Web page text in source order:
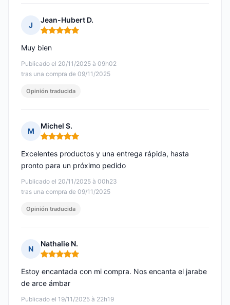
J
Jean-Hubert D.
Nota: 5 de 5
Publicado el 20/11/2025 à 09h02
tras una compra de 09/11/2025
Muy bien
Opinión traducida
M
Michel S.
Nota: 5 de 5
Publicado el 20/11/2025 à 00h23
tras una compra de 09/11/2025
Excelentes productos y una entrega rápida, hasta
pronto para un próximo pedido
Opinión traducida
N
Nathalie N.
Nota: 5 de 5
Publicado el 19/11/2025 à 22h19
Estoy encantada con mi compra. Nos encanta el jarabe
de arce ámbar